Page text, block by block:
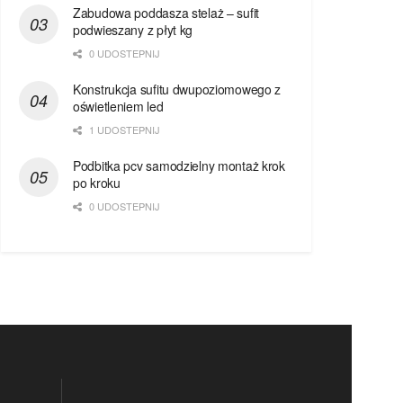
Zabudowa poddasza stelaż – sufit
podwieszany z płyt kg
0 UDOSTEPNIJ
Konstrukcja sufitu dwupoziomowego z
oświetleniem led
1 UDOSTEPNIJ
Podbitka pcv samodzielny montaż krok
po kroku
0 UDOSTEPNIJ